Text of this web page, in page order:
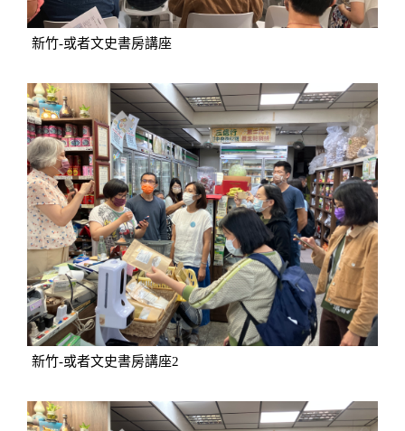
新竹-或者文史書房講座
新竹-或者文史書房講座2